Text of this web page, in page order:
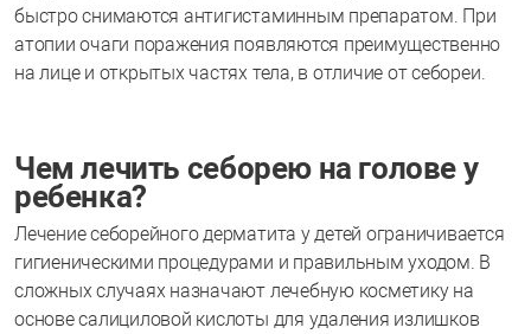
быстро снимаются антигистаминным препаратом. При
атопии очаги поражения появляются преимущественно
на лице и открытых частях тела, в отличие от себореи.
Чем лечить себорею на голове у
ребенка?
Лечение себорейного дерматита у детей ограничивается
гигиеническими процедурами и правильным уходом. В
сложных случаях назначают лечебную косметику на
основе салициловой кислоты для удаления излишков